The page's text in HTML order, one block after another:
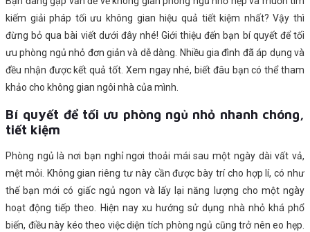
kiếm giải pháp tối ưu không gian hiệu quả tiết kiệm nhất? Vậy thì
đừng bỏ qua bài viết dưới đây nhé! Giới thiệu đến bạn bí quyết để tối
ưu phòng ngủ nhỏ đơn giản và dễ dàng. Nhiều gia đình đã áp dụng và
đều nhận được kết quả tốt. Xem ngay nhé, biết đâu bạn có thể tham
khảo cho không gian ngôi nhà của mình.
Bí quyết để tối ưu phòng ngủ nhỏ nhanh chóng,
tiết kiệm
Phòng ngủ là nơi bạn nghỉ ngơi thoải mái sau một ngày dài vất vả,
mệt mỏi. Không gian riêng tư này cần được bày trí cho hợp lí, có như
thế bạn mới có giấc ngủ ngon và lấy lại năng lượng cho một ngày
hoạt động tiếp theo. Hiện nay xu hướng sử dụng nhà nhỏ khá phổ
biến, điều này kéo theo việc diện tích phòng ngủ cũng trở nên eo hẹp.